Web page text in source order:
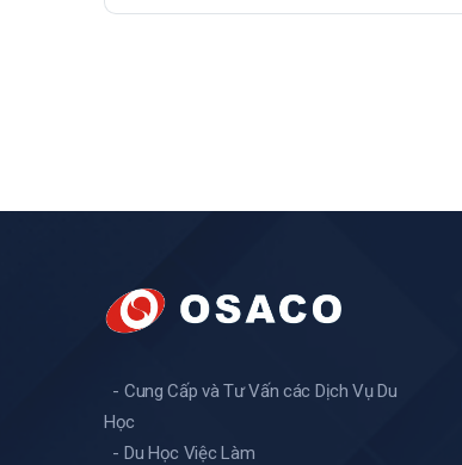
- Cung Cấp và Tư Vấn các Dịch Vụ Du
Học
- Du Học Việc Làm